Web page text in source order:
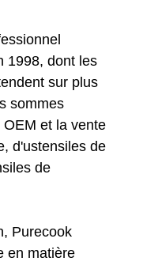
1998, dont les
sur plus
sommes
et la vente
d'ustensiles de
de
Purecook
en matière